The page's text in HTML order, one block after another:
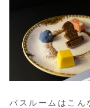
バスルームはこん